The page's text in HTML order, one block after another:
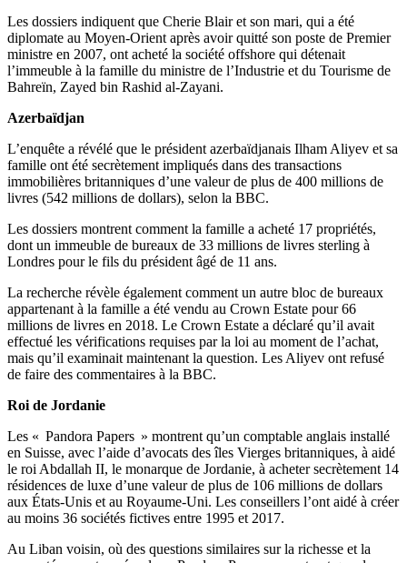
Les dossiers indiquent que Cherie Blair et son mari, qui a été
diplomate au Moyen-Orient après avoir quitté son poste de Premier
ministre en 2007, ont acheté la société offshore qui détenait
l’immeuble à la famille du ministre de l’Industrie et du Tourisme de
Bahreïn, Zayed bin Rashid al-Zayani.
Azerbaïdjan
L’enquête a révélé que le président azerbaïdjanais Ilham Aliyev et sa
famille ont été secrètement impliqués dans des transactions
immobilières britanniques d’une valeur de plus de 400 millions de
livres (542 millions de dollars), selon la BBC.
Les dossiers montrent comment la famille a acheté 17 propriétés,
dont un immeuble de bureaux de 33 millions de livres sterling à
Londres pour le fils du président âgé de 11 ans.
La recherche révèle également comment un autre bloc de bureaux
appartenant à la famille a été vendu au Crown Estate pour 66
millions de livres en 2018. Le Crown Estate a déclaré qu’il avait
effectué les vérifications requises par la loi au moment de l’achat,
mais qu’il examinait maintenant la question. Les Aliyev ont refusé
de faire des commentaires à la BBC.
Roi de Jordanie
Les « Pandora Papers » montrent qu’un comptable anglais installé
en Suisse, avec l’aide d’avocats des îles Vierges britanniques, à aidé
le roi Abdallah II, le monarque de Jordanie, à acheter secrètement 14
résidences de luxe d’une valeur de plus de 106 millions de dollars
aux États-Unis et au Royaume-Uni. Les conseillers l’ont aidé à créer
au moins 36 sociétés fictives entre 1995 et 2017.
Au Liban voisin, où des questions similaires sur la richesse et la